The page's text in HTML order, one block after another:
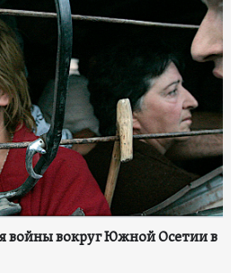
войны вокруг Южной Осетии в